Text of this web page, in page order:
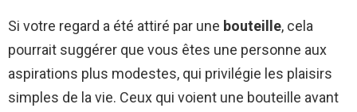
Si votre regard a été attiré par une bouteille, cela
pourrait suggérer que vous êtes une personne aux
aspirations plus modestes, qui privilégie les plaisirs
simples de la vie. Ceux qui voient une bouteille avant